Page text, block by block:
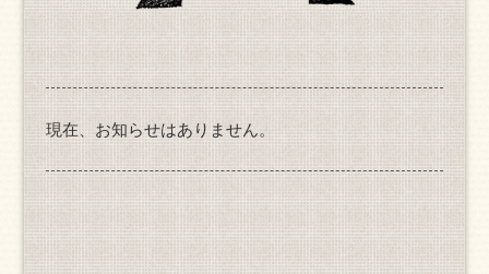
現在、お知らせはありません。